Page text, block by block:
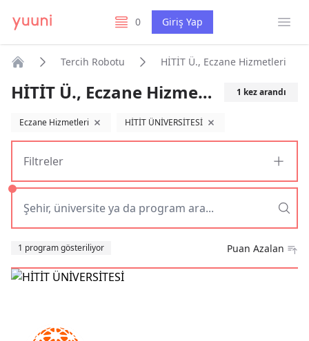
0
listelerim Giriş Yap
Tercih Robotu HİTİT Ü., Eczane Hizmetleri
HİTİT Ü., Eczane Hizmetleri 1 kez arandı
Eczane Hizmetleri filtreyi kaldırHİTİT ÜNİVERSİTESİ filtreyi kaldır
Filtreler
1 program gösteriliyor Puan Azalan